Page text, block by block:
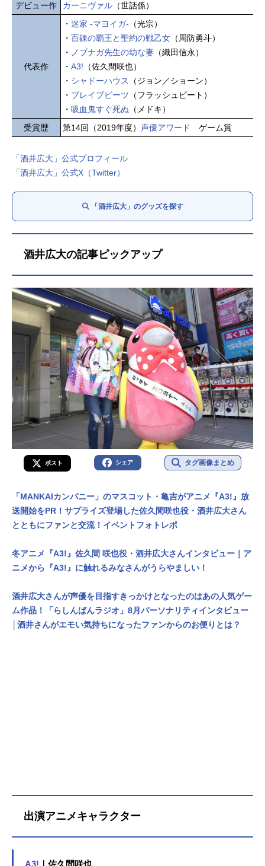
デビュー作
カーニヴァル （世話係）
代表作
・ 迷家 -マヨイガ- （光宗）
・ 百錬の覇王と聖約の戦乙女 （周防勇斗）
・ ノブナガ先生の幼な妻 （織田信永）
・ A3! （佐久間咲也）
・ シャドーハウス
（ジョン／ショーン）
・ ブレイブビーツ （フラッシュビート）
・ 吸血鬼すぐ死ぬ （メドキ）
受賞歴
第14回（2019年度） 声優アワード ゲーム賞
「酒井広大」公式プロフィール
「酒井広大」公式X（Twitter）
「酒井広大」のグッズを探す
酒井広大の記事ピックアップ
ポスト シェア タグ画像まとめ
「MANKAIカンパニー」のマスコット・亀吉がアニメ『A3!』放
送開始をPR！サプライズ登場した佐久間咲也役・酒井広大さん
とともにファンと交流！イベントフォトレポ
冬アニメ『A3!』佐久間 咲也役・酒井広大さんインタビュー｜ア
ニメから『A3!』に触れるみなさんがうらやましい！
酒井広大さんが声優を目指すきっかけとなったのはあの人気ゲー
ム作品！「らしんばんラジオ」8月パーソナリティインタビュー
│酒井さんがエモい気持ちになったファンからのお便りとは？
出演アニメキャラクター
A3! ｜佐久間咲也